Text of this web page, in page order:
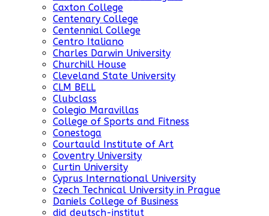
Caxton College
Centenary College
Centennial College
Centro Italiano
Charles Darwin University
Churchill House
Cleveland State University
CLM BELL
Clubclass
Colegio Maravillas
College of Sports and Fitness
Conestoga
Courtauld Institute of Art
Coventry University
Curtin University
Cyprus International University
Czech Technical University in Prague
Daniels College of Business
did deutsch-institut